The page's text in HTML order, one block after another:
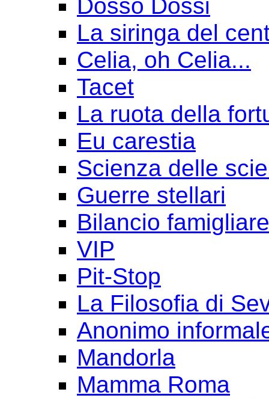
Dosso Dossi
La siringa del
Celia, oh Celia...
Tacet
La ruota della
Eu carestia
Scienza delle
Guerre stellari
Bilancio famigliare
VIP
Pit-Stop
La Filosofia di
Anonimo
Mandorla
Mamma Roma